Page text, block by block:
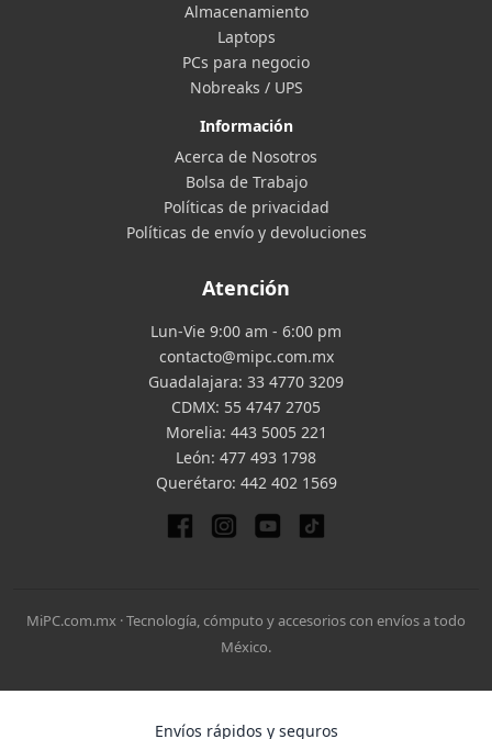
Almacenamiento
Laptops
PCs para negocio
Nobreaks / UPS
Información
Acerca de Nosotros
Bolsa de Trabajo
Políticas de privacidad
Políticas de envío y devoluciones
Atención
Lun-Vie 9:00 am - 6:00 pm
contacto@mipc.com.mx
Guadalajara: 33 4770 3209
CDMX: 55 4747 2705
Morelia: 443 5005 221
León: 477 493 1798
Querétaro: 442 402 1569
MiPC.com.mx · Tecnología, cómputo y accesorios con envíos a todo
México.
Envíos rápidos y seguros